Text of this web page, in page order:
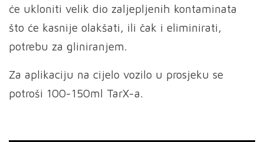
će ukloniti velik dio zaljepljenih kontaminata
što će kasnije olakšati, ili čak i eliminirati,
potrebu za gliniranjem.
Za aplikaciju na cijelo vozilo u prosjeku se
potroši 100-150ml TarX-a.